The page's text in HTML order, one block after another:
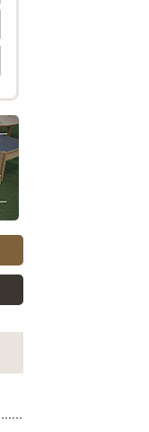
す
80cm
120cm
っと見る
120cm